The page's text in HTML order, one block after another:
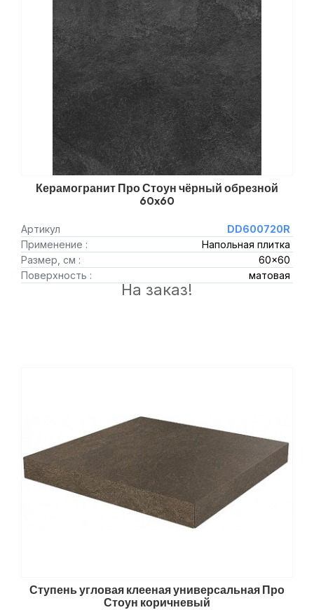
Керамогранит Про Стоун чёрный обрезной
60x60
Артикул
DD600720R
Применение :
Напольная плитка
Размер, см :
60x60
Поверхность :
матовая
На заказ!
Ступень угловая клееная универсальная Про
Стоун коричневый